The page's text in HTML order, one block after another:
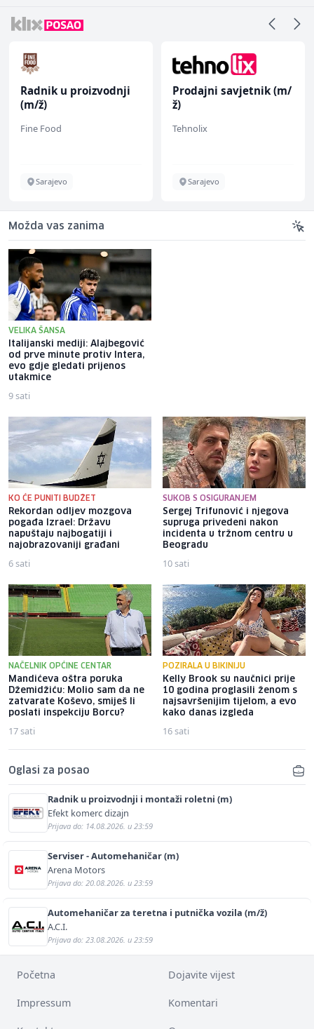
Radnik u proizvodnji
(m/ž)
Fine Food
Sarajevo
Prodajni savjetnik (m/
ž)
Tehnolix
Sarajevo
Možda vas zanima
VELIKA ŠANSA
Italijanski mediji: Alajbegović
od prve minute protiv Intera,
evo gdje gledati prijenos
utakmice
9 sati
KO ĆE PUNITI BUDŽET
Rekordan odljev mozgova
pogađa Izrael: Državu
napuštaju najbogatiji i
najobrazovaniji građani
6 sati
SUKOB S OSIGURANJEM
Sergej Trifunović i njegova
supruga privedeni nakon
incidenta u tržnom centru u
Beogradu
10 sati
NAČELNIK OPĆINE CENTAR
Mandićeva oštra poruka
Džemidžiću: Molio sam da ne
zatvarate Koševo, smiješ li
poslati inspekciju Borcu?
17 sati
POZIRALA U BIKINIJU
Kelly Brook su naučnici prije
10 godina proglasili ženom s
najsavršenijim tijelom, a evo
kako danas izgleda
16 sati
Oglasi za posao
Radnik u proizvodnji i montaži roletni (m)
Efekt komerc dizajn
Prijava do: 14.08.2026. u 23:59
Serviser - Automehaničar (m)
Arena Motors
Prijava do: 20.08.2026. u 23:59
Automehaničar za teretna i putnička vozila (m/ž)
A.C.I.
Prijava do: 23.08.2026. u 23:59
Početna Dojavite vijest
Impressum Komentari